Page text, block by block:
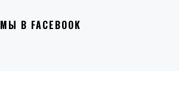
МЫ В FACEBOOK